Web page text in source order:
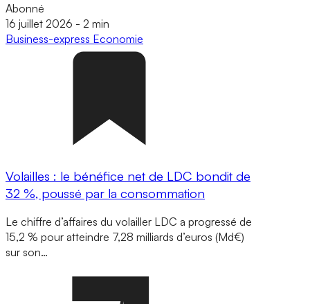
Abonné
16 juillet 2026 - 2 min
Business-express Economie
Volailles : le bénéfice net de LDC bondit de
32 %, poussé par la consommation
Le chiffre d’affaires du volailler LDC a progressé de
15,2 % pour atteindre 7,28 milliards d’euros (Md€)
sur son…